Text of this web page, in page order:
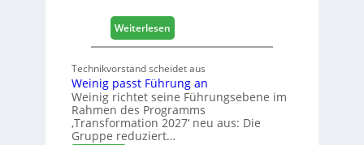
s
i
k
b
e
r
Weiterlesen:
E
g
e
r
:
Technikvorstand scheidet aus
Weinig passt Führung an
Weinig richtet seine Führungsebene im
Rahmen des Programms
‚Transformation 2027‘ neu aus: Die
Gruppe reduziert…